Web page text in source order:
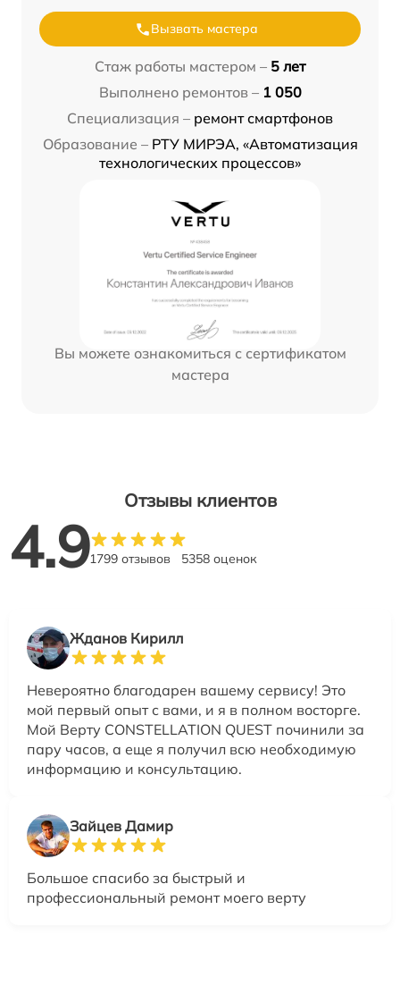
Вызвать мастера
Стаж работы мастером – 5 лет
Выполнено ремонтов – 1 050
Специализация – ремонт смартфонов
Образование – РТУ МИРЭА, «Автоматизация
технологических процессов»
Вы можете ознакомиться с сертификатом
мастера
Отзывы клиентов
4.91799 отзывов 5358 оценок
Жданов Кирилл
Невероятно благодарен вашему сервису! Это
мой первый опыт с вами, и я в полном восторге.
Мой Верту CONSTELLATION QUEST починили за
пару часов, а еще я получил всю необходимую
информацию и консультацию.
Зайцев Дамир
Большое спасибо за быстрый и
профессиональный ремонт моего верту